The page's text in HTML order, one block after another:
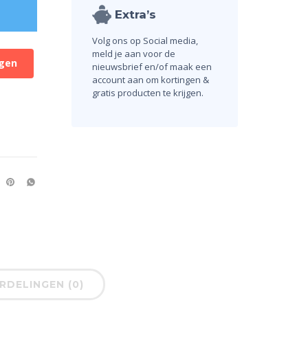
Extra’s
Volg ons op Social media,
meld je aan voor de
nieuwsbrief en/of maak een
account aan om kortingen &
gratis producten te krijgen.
(0)